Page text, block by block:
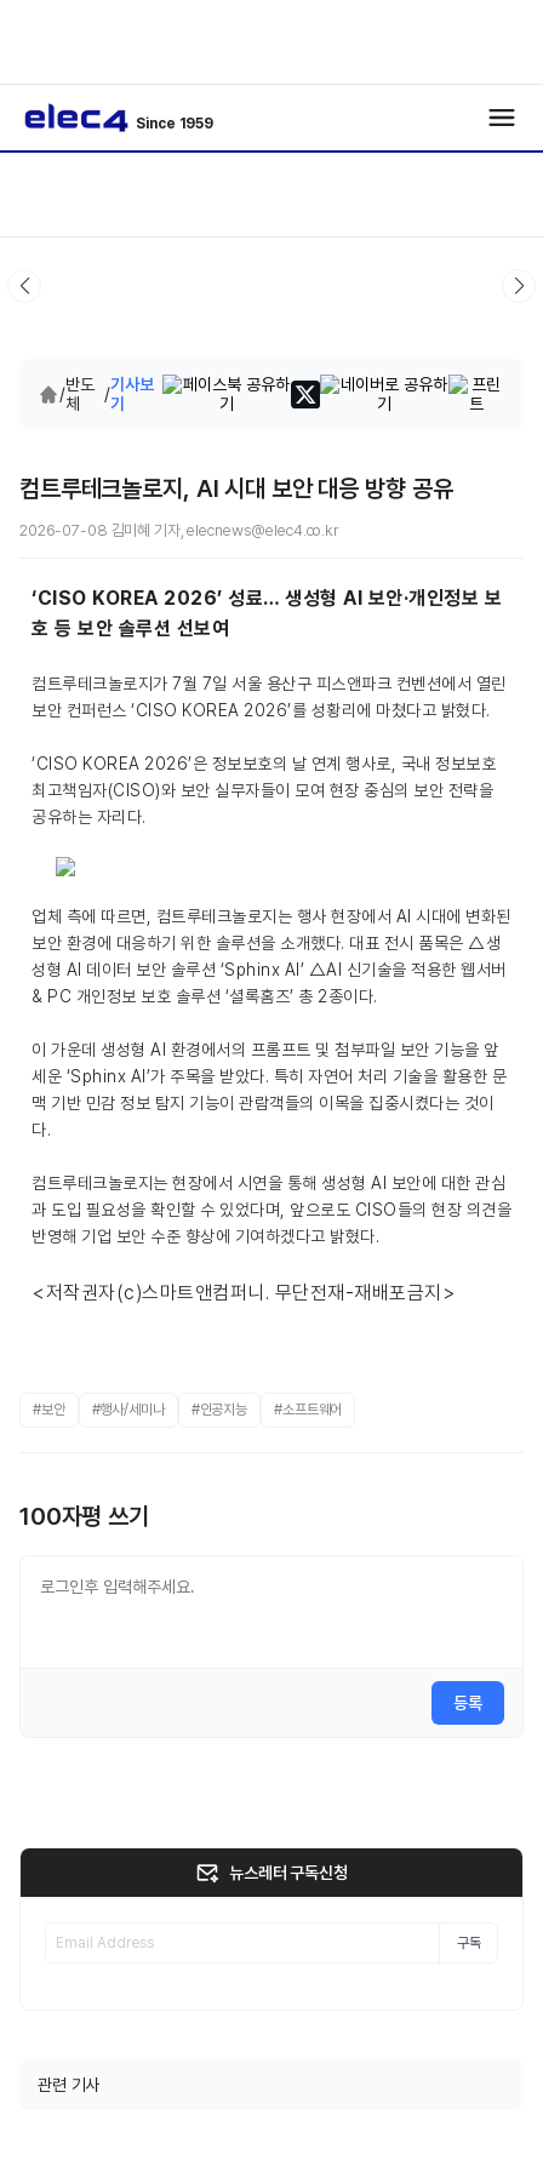
Since 1959
/반도
체
/기사보
기
컴트루테크놀로지, AI 시대 보안 대응 방향 공유
2026-07-08 김미혜 기자, elecnews@elec4.co.kr
‘CISO KOREA 2026’ 성료… 생성형 AI 보안·개인정보 보
호 등 보안 솔루션 선보여
컴트루테크놀로지가 7월 7일 서울 용산구 피스앤파크 컨벤션에서 열린
보안 컨퍼런스 ‘CISO KOREA 2026’를 성황리에 마쳤다고 밝혔다.
‘CISO KOREA 2026’은 정보보호의 날 연계 행사로, 국내 정보보호
최고책임자(CISO)와 보안 실무자들이 모여 현장 중심의 보안 전략을
공유하는 자리다.
업체 측에 따르면, 컴트루테크놀로지는 행사 현장에서 AI 시대에 변화된
보안 환경에 대응하기 위한 솔루션을 소개했다. 대표 전시 품목은 △생
성형 AI 데이터 보안 솔루션 ‘Sphinx AI’ △AI 신기술을 적용한 웹서버
& PC 개인정보 보호 솔루션 ‘셜록홈즈’ 총 2종이다.
이 가운데 생성형 AI 환경에서의 프롬프트 및 첨부파일 보안 기능을 앞
세운 ‘Sphinx AI’가 주목을 받았다. 특히 자연어 처리 기술을 활용한 문
맥 기반 민감 정보 탐지 기능이 관람객들의 이목을 집중시켰다는 것이
다.
컴트루테크놀로지는 현장에서 시연을 통해 생성형 AI 보안에 대한 관심
과 도입 필요성을 확인할 수 있었다며, 앞으로도 CISO들의 현장 의견을
반영해 기업 보안 수준 향상에 기여하겠다고 밝혔다.
<저작권자(c)스마트앤컴퍼니. 무단전재-재배포금지>
#보안 #행사/세미나 #인공지능 #소프트웨어
100자평 쓰기
등록
뉴스레터 구독신청
구독
관련 기사